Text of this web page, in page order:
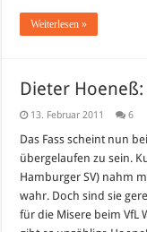
Weiterlesen »
Dieter
13. Februar 2011 6
Das Fass scheint nun
übergelaufen zu sein.
Hamburger SV) nahm
wahr. Doch sind sie
für die Misere beim VfL